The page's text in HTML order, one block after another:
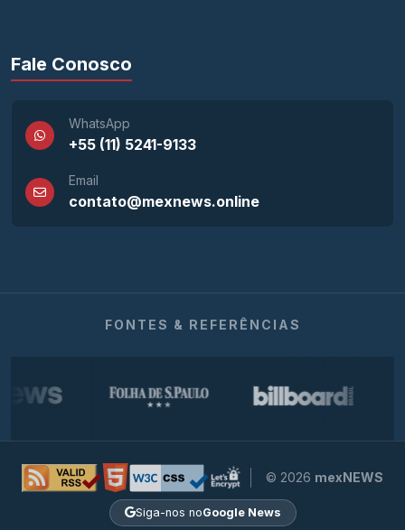
Fale Conosco
WhatsApp
+55 (11) 5241-9133
Email
contato@mexnews.online
FONTES & REFERÊNCIAS
© 2026 mexNEWS
Siga-nos noGoogle News